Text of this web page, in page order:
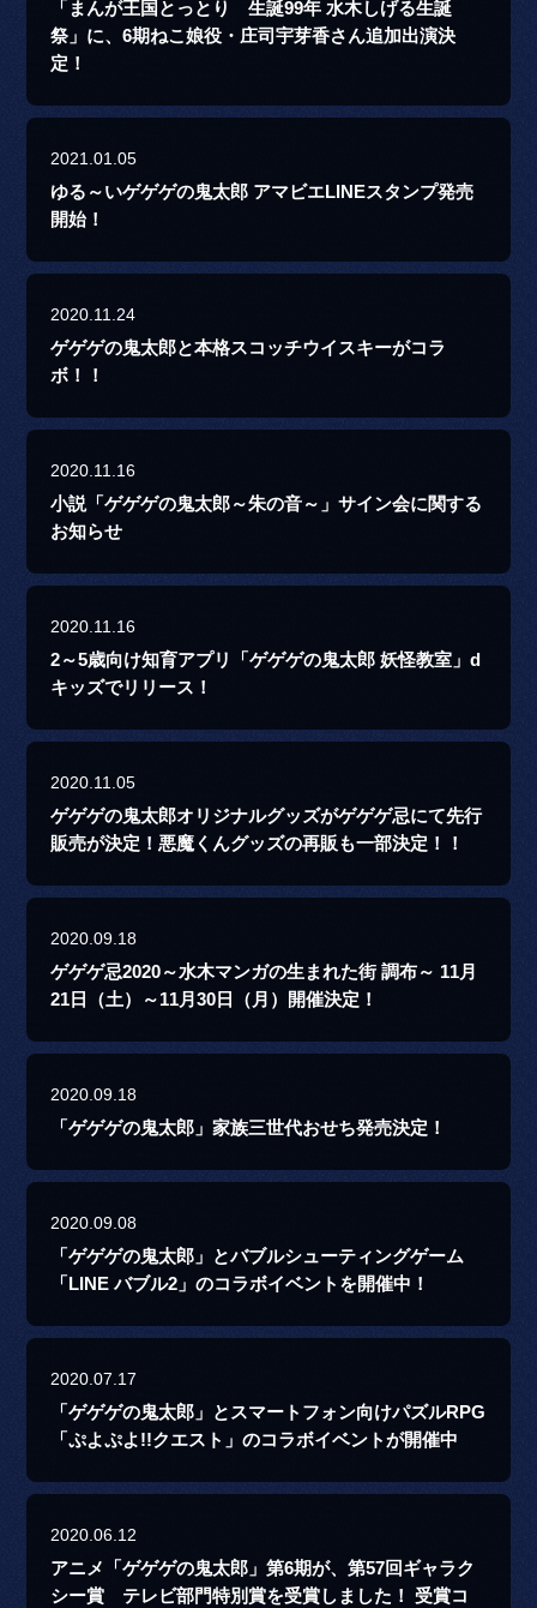
「まんが王国とっとり 生誕99年 水木しげる生誕
祭」に、6期ねこ娘役・庄司宇芽香さん追加出演決
定！
2021.01.05
ゆる～いゲゲゲの鬼太郎 アマビエLINEスタンプ発売
開始！
2020.11.24
ゲゲゲの鬼太郎と本格スコッチウイスキーがコラ
ボ！！
2020.11.16
小説「ゲゲゲの鬼太郎～朱の音～」サイン会に関する
お知らせ
2020.11.16
2～5歳向け知育アプリ「ゲゲゲの鬼太郎 妖怪教室」d
キッズでリリース！
2020.11.05
ゲゲゲの鬼太郎オリジナルグッズがゲゲゲ忌にて先行
販売が決定！悪魔くんグッズの再販も一部決定！！
2020.09.18
ゲゲゲ忌2020～水木マンガの生まれた街 調布～ 11月
21日（土）～11月30日（月）開催決定！
2020.09.18
「ゲゲゲの鬼太郎」家族三世代おせち発売決定！
2020.09.08
「ゲゲゲの鬼太郎」とバブルシューティングゲーム
「LINE バブル2」のコラボイベントを開催中！
2020.07.17
「ゲゲゲの鬼太郎」とスマートフォン向けパズルRPG
「ぷよぷよ!!クエスト」のコラボイベントが開催中
2020.06.12
アニメ「ゲゲゲの鬼太郎」第6期が、第57回ギャラク
シー賞 テレビ部門特別賞を受賞しました！ 受賞コ